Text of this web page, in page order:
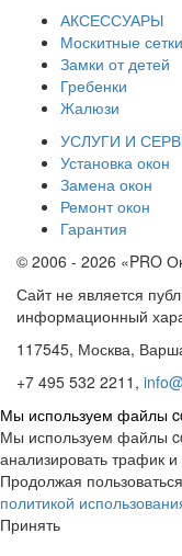
АКСЕССУАРЫ
Москитные сетки
Замки от детей
Гребенки
Жалюзи
УСЛУГИ И
Установка окон
Замена окон
Ремонт окон
Гарантия
© 2006 - 2026 «PRO
Сайт не является
информационный
117545, Москва,
+7 495 532 2211,
Мы используем файлы
Мы используем файлы
анализировать трафик
Продолжая
политикой
Принять